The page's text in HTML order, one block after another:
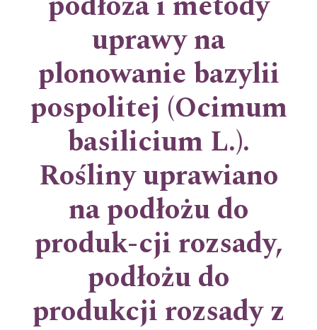
uprawy na
plonowanie bazylii
pospolitej (Ocimum
basilicium L.).
Rośliny uprawiano
na podłożu do
produk-cji rozsady,
podłożu do
produkcji rozsady z